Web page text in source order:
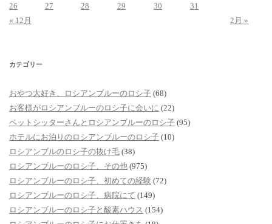
26
27 28 29 30
31
« 12月
2月 »
カテゴリー
おやつ大好き、ロシアンブルーのロシ子 (68)
お客様がロシアンブルーのロシ子に会いに (22)
ペットシッターさんとロシアンブルーのロシ子 (95)
ホテルにお泊りのロシアンブルーのロシ子 (10)
ロシアンブルのロシ子の抜け毛 (38)
ロシアンブルーのロシ子、その他 (975)
ロシアンブルーのロシ子、初めての経験 (72)
ロシアンブルーのロシ子、病院にて (149)
ロシアンブルーのロシ子と酸素ハウス (154)